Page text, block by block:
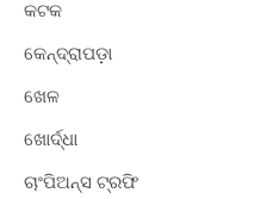
କଟକ
କେନ୍ଦ୍ରାପଡ଼ା
ଖେଳ
ଖୋର୍ଦ୍ଧା
ଚାଂପିଅନ୍ସ ଟ୍ରଫି